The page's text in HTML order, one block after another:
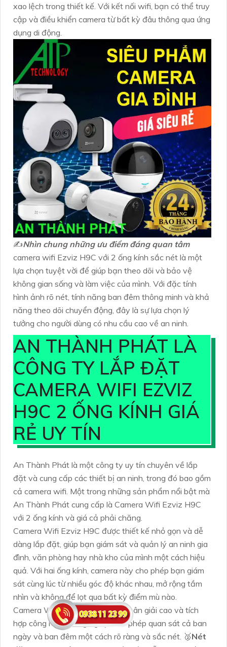
xao lệch trong thiết kế. Với kết nối wifi, bạn có thể truy
cập và điều khiển camera từ bất kỳ đâu thông qua ứng
dụng di động.
✍️Nhìn chung những ưu điểm đáng quan tâm
camera wifi Ezviz H9C với 2 ống kính sắc nét là một
lựa chọn tuyệt vời để giúp bạn theo dõi và bảo vệ
không gian sống và làm việc của mình. Với đặc tính
hình ảnh rõ nét, tính năng ban đêm thông minh và khả
năng theo dõi chuyển động, đây là sự lựa chọn lý
tưởng cho người dùng có nhu cầu cao về an ninh.
AN THÀNH PHÁT LÀ
CÔNG TY LẮP ĐẶT
CAMERA WIFI EZVIZ
H9C 2 ỐNG KÍNH GIÁ
RẺ UY TÍN
An Thành Phát là một công ty uy tín chuyên về lắp
đặt và cung cấp các thiết bị an ninh, trong đó bao gồm
cả camera wifi. Một trong những sản phẩm nổi bật mà
An Thành Phát cung cấp là Camera Wifi Ezviz H9C
với 2 ống kính và giá cả phải chăng.
Camera Wifi Ezviz H9C được thiết kế nhỏ gọn và dễ
dàng lắp đặt, giúp bạn giám sát và quản lý an ninh gia
đình, văn phòng hay nhà kho của mình một cách hiệu
quả. Với hai ống kính, camera này cho phép bạn giám
sát cùng lúc từ nhiều góc độ khác nhau, mở rộng tầm
nhìn và không để lọt qua bất kỳ điểm mù nào.
Camera Wifi Ezviz H9C có độ phân giải cao và tích
hợp công nghệ hồng ngoại, cho phép quan sát cả ban
ngày và ban đêm một cách rõ ràng và sắc nét. ️🥈Nét